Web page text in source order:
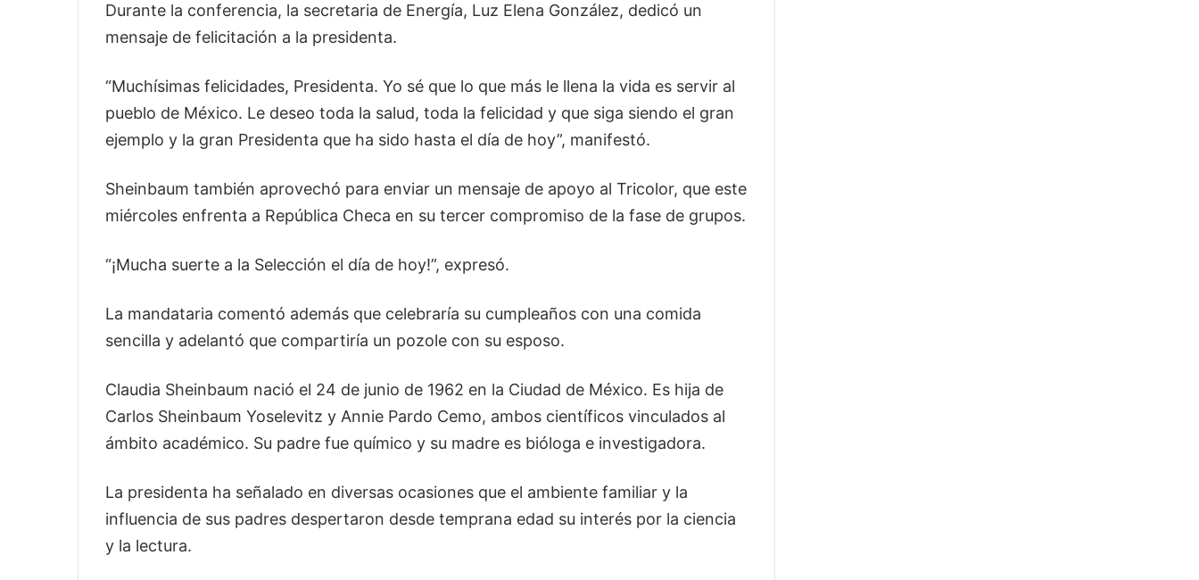
Durante la conferencia, la secretaria de Energía, Luz Elena González, dedicó un
mensaje de felicitación a la presidenta.
“Muchísimas felicidades, Presidenta. Yo sé que lo que más le llena la vida es servir al
pueblo de México. Le deseo toda la salud, toda la felicidad y que siga siendo el gran
ejemplo y la gran Presidenta que ha sido hasta el día de hoy”, manifestó.
Sheinbaum también aprovechó para enviar un mensaje de apoyo al Tricolor, que este
miércoles enfrenta a República Checa en su tercer compromiso de la fase de grupos.
“¡Mucha suerte a la Selección el día de hoy!”, expresó.
La mandataria comentó además que celebraría su cumpleaños con una comida
sencilla y adelantó que compartiría un pozole con su esposo.
Claudia Sheinbaum nació el 24 de junio de 1962 en la Ciudad de México. Es hija de
Carlos Sheinbaum Yoselevitz y Annie Pardo Cemo, ambos científicos vinculados al
ámbito académico. Su padre fue químico y su madre es bióloga e investigadora.
La presidenta ha señalado en diversas ocasiones que el ambiente familiar y la
influencia de sus padres despertaron desde temprana edad su interés por la ciencia
y la lectura.